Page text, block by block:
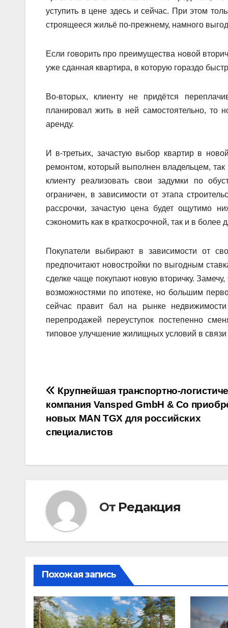
уступить в цене здесь и сейчас. При этом
строящееся жильё по-прежнему, намного
Если говорить про преимущества новой
уже сданная квартира, в которую гораздо
Во-вторых, клиенту не придётся
планировал жить в ней самостоятельно, то
аренду.
И в-третьих, зачастую выбор квартир в
ремонтом, который выполнен владельцем, так
клиенту реализовать свои задумки по
ограничен, в зависимости от этапа
рассрочки, зачастую цена будет ощутимо
сэкономить как в краткосрочной, так и в более
Покупатели выбирают в зависимости от
предпочитают новостройки по выгодным
сделке чаще покупают новую вторичку.
возможностями по ипотеке, но большим
сейчас правит бал на рынке
перепродажей переуступок постепенно
типовое улучшение жилищных условий в
Навигация
по
записям
Крупнейшая транспортно-
компания Vansped GmbH & Co
новых MAN TGX для российских
специалистов
От Редакция
Похожая запись